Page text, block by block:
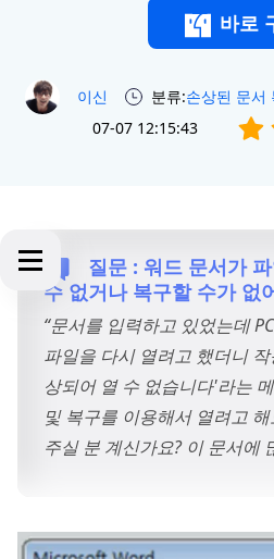
바로
이신 분류:손상된 문서
07-07 12:15:43
질문 : 워드 문서가
수 없거나 복구할 수가 없
“문서를 입력하고 있었는데
파일을 다시 열려고 했더니
상되어 열 수 없습니다'라는
및 복구를 이용해서 열려고
주실 분 계신가요? 이 문서에